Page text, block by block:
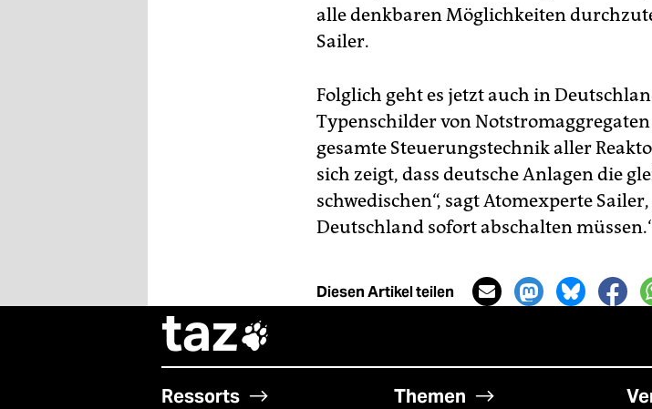
alle denkbaren Möglichkeiten
Sailer.
Folglich geht es jetzt auch in
Typenschilder von
gesamte Steuerungstechnik aller
sich zeigt, dass deutsche Anlagen die
schwedischen“, sagt Atomexperte
Deutschland sofort abschalten
Diesen Artikel teilen
taz
Ressorts Themen